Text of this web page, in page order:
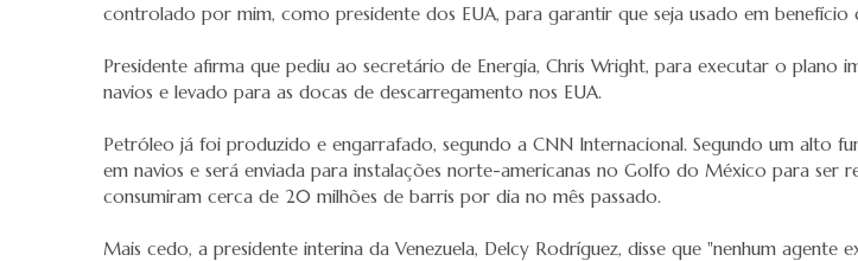
controlado por mim, como presidente dos EUA, para garantir que seja usado em benefício
Presidente afirma que pediu ao secretário de Energia, Chris Wright, para executar o
navios e levado para as docas de descarregamento nos EUA.
Petróleo já foi produzido e engarrafado, segundo a CNN Internacional. Segundo um
em navios e será enviada para instalações norte-americanas no Golfo do México para ser
consumiram cerca de 20 milhões de barris por dia no mês passado.
Mais cedo, a presidente interina da Venezuela, Delcy Rodríguez, disse que "nenhum